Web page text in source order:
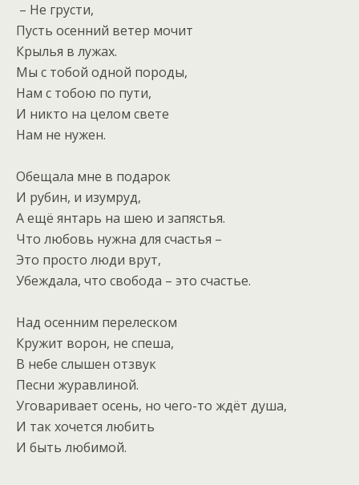
– Не грусти,
Пусть осенний ветер мочит
Крылья в лужах.
Мы с тобой одной породы,
Нам с тобою по пути,
И никто на целом свете
Нам не нужен.
Обещала мне в подарок
И рубин, и изумруд,
А ещё янтарь на шею и запястья.
Что любовь нужна для счастья –
Это просто люди врут,
Убеждала, что свобода – это счастье.
Над осенним перелеском
Кружит ворон, не спеша,
В небе слышен отзвук
Песни журавлиной.
Уговаривает осень, но чего-то ждёт душа,
И так хочется любить
И быть любимой.